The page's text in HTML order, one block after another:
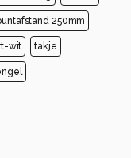
250mm
wit takje